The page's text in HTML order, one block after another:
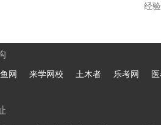
经
网 来学网校 土木者 乐考网